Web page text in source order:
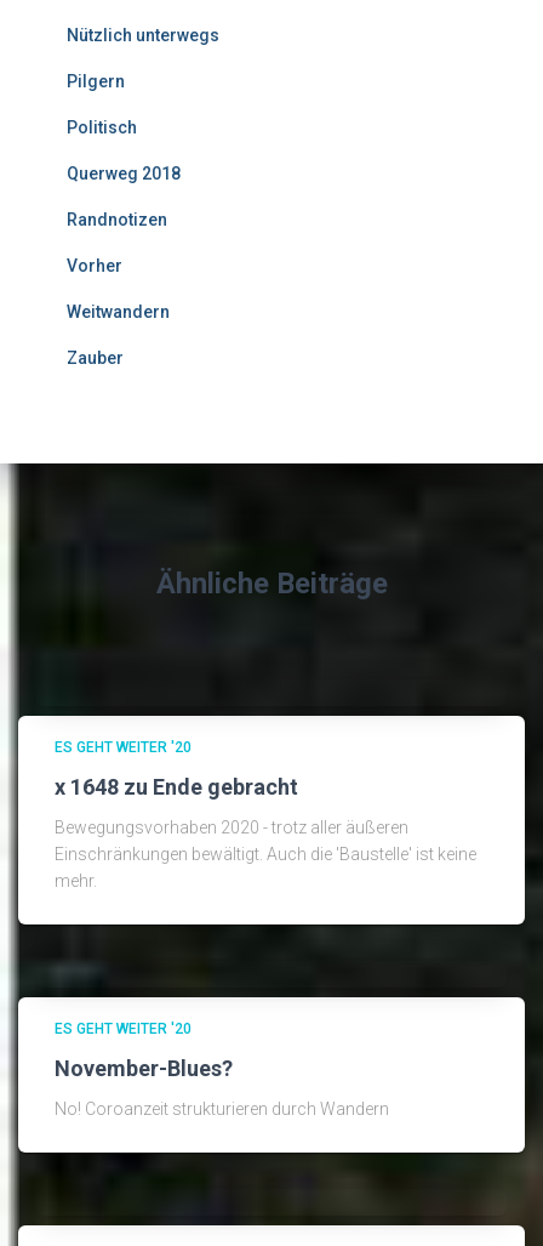
Nützlich unterwegs
Pilgern
Politisch
Querweg 2018
Randnotizen
Vorher
Weitwandern
Zauber
Ähnliche Beiträge
ES GEHT WEITER '20
x 1648 zu Ende gebracht
Bewegungsvorhaben 2020 - trotz aller äußeren
Einschränkungen bewältigt. Auch die 'Baustelle' ist keine
mehr.
ES GEHT WEITER '20
November-Blues?
No! Coroanzeit strukturieren durch Wandern